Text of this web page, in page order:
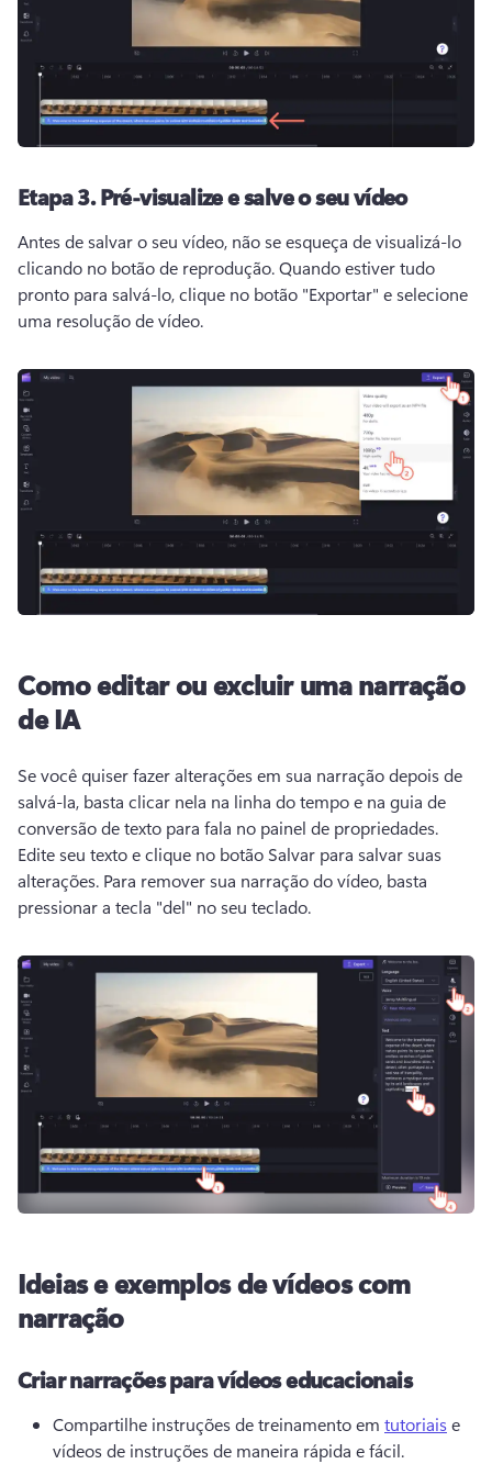
Etapa 3.Pré-visualize e salve o seu vídeo
Antes de salvar o seu vídeo, não se esqueça de visualizá-lo
clicando no botão de reprodução. Quando estiver tudo
pronto para salvá-lo, clique no botão "Exportar" e selecione
uma resolução de vídeo.
Como editar ou excluir uma narração
de IA
Se você quiser fazer alterações em sua narração depois de
salvá-la, basta clicar nela na linha do tempo e na guia de
Edite seu texto e clique no botão Salvar para salvar suas
alterações. Para remover sua narração do vídeo, basta
pressionar a tecla "del" no seu teclado.
Ideias e exemplos de vídeos com
narração
Criar narrações para vídeos educacionais
Compartilhe instruções de treinamento em tutoriais e
vídeos de instruções de maneira rápida e fácil.